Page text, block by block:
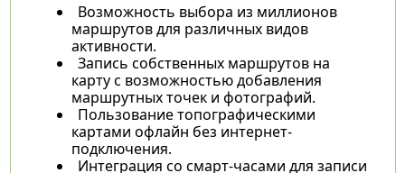
Возможность выбора из миллионов
маршрутов для различных видов
активности.
Запись собственных маршрутов на
карту с возможностью добавления
маршрутных точек и фотографий.
Пользование топографическими
картами офлайн без интернет-
подключения.
Интеграция со смарт-часами для записи